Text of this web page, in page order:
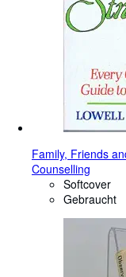
Family, Friends
Counselling
Softcover
Gebraucht